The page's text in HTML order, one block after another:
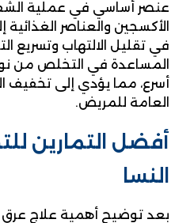
عنصر أساسي في عملية
الأكسجين والعناصر الغذائية
في تقليل الالتهاب وتسريع
المساعدة في التخلص من
أسرع، مما يؤدي إلى تخفيف
العامة للمريض.
أفضل التمارين
النسا
بعد توضيح أهمية علاج عرق